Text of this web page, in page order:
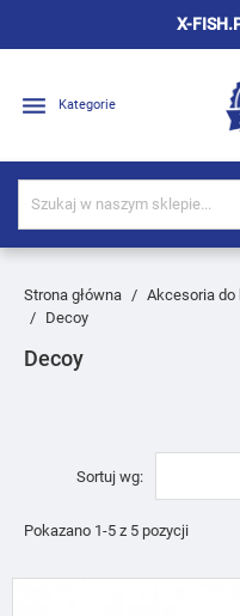
X-
 Kategorie
Strona główna Akcesoria do
Decoy
Decoy
Sortuj wg:
Pokazano 1-5 z 5 pozycji